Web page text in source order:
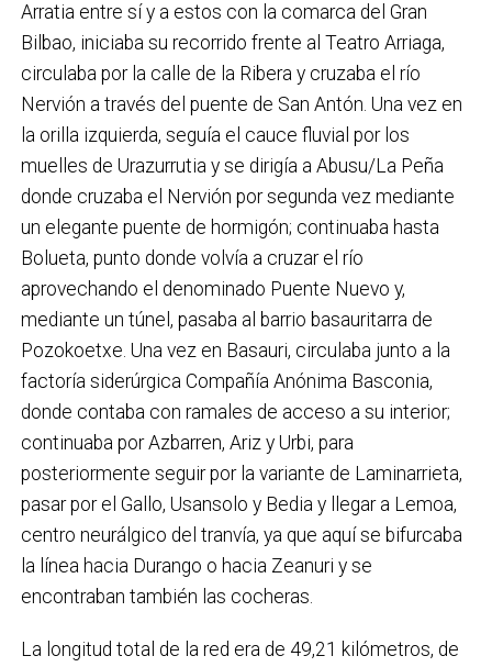
Arratia entre sí y a estos con la comarca del Gran
Bilbao, iniciaba su recorrido frente al Teatro Arriaga,
circulaba por la calle de la Ribera y cruzaba el río
Nervión a través del puente de San Antón. Una vez en
la orilla izquierda, seguía el cauce fluvial por los
muelles de Urazurrutia y se dirigía a Abusu/La Peña
donde cruzaba el Nervión por segunda vez mediante
un elegante puente de hormigón; continuaba hasta
Bolueta, punto donde volvía a cruzar el río
aprovechando el denominado Puente Nuevo y,
mediante un túnel, pasaba al barrio basauritarra de
Pozokoetxe. Una vez en Basauri, circulaba junto a la
factoría siderúrgica Compañía Anónima Basconia,
donde contaba con ramales de acceso a su interior;
continuaba por Azbarren, Ariz y Urbi, para
posteriormente seguir por la variante de Laminarrieta,
pasar por el Gallo, Usansolo y Bedia y llegar a Lemoa,
centro neurálgico del tranvía, ya que aquí se bifurcaba
la línea hacia Durango o hacia Zeanuri y se
encontraban también las cocheras.
La longitud total de la red era de 49,21 kilómetros, de